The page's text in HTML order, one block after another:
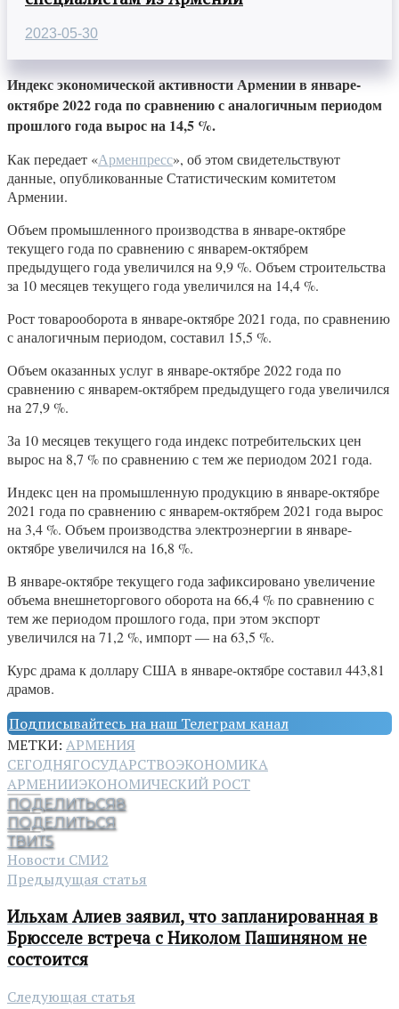
2023-05-30
Индекс экономической активности Армении в январе-
октябре 2022 года по сравнению с аналогичным периодом
прошлого года вырос на 14,5 %.
Как передает «Арменпресс», об этом свидетельствуют
данные, опубликованные Статистическим комитетом
Армении.
Объем промышленного производства в январе-октябре
текущего года по сравнению с январем-октябрем
предыдущего года увеличился на 9,9 %. Объем строительства
за 10 месяцев текущего года увеличился на 14,4 %.
Рост товарооборота в январе-октябре 2021 года, по сравнению
с аналогичным периодом, составил 15,5 %.
Объем оказанных услуг в январе-октябре 2022 года по
сравнению с январем-октябрем предыдущего года увеличился
на 27,9 %.
За 10 месяцев текущего года индекс потребительских цен
вырос на 8,7 % по сравнению с тем же периодом 2021 года.
Индекс цен на промышленную продукцию в январе-октябре
2021 года по сравнению с январем-октябрем 2021 года вырос
на 3,4 %. Объем производства электроэнергии в январе-
октябре увеличился на 16,8 %.
В январе-октябре текущего года зафиксировано увеличение
объема внешнеторгового оборота на 66,4 % по сравнению с
тем же периодом прошлого года, при этом экспорт
увеличился на 71,2 %, импорт — на 63,5 %.
Курс драма к доллару США в январе-октябре составил 443,81
драмов.
Подписывайтесь на наш Телеграм канал
МЕТКИ: АРМЕНИЯ
СЕГОДНЯГОСУДАРСТВОЭКОНОМИКА
АРМЕНИИЭКОНОМИЧЕСКИЙ РОСТ
ПОДЕЛИТЬСЯ8
ПОДЕЛИТЬСЯ
ТВИТ5
Новости СМИ2
Предыдущая статья
Ильхам Алиев заявил, что запланированная в
Брюсселе встреча с Николом Пашиняном не
состоится
Следующая статья